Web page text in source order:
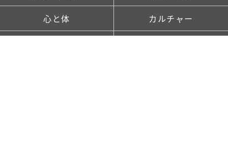
心と体 カルチャー